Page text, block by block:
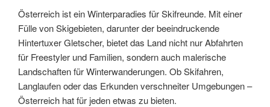
Österreich ist ein Winterparadies für Skifreunde. Mit einer
Fülle von Skigebieten, darunter der beeindruckende
Hintertuxer Gletscher, bietet das Land nicht nur Abfahrten
für Freestyler und Familien, sondern auch malerische
Landschaften für Winterwanderungen. Ob Skifahren,
Langlaufen oder das Erkunden verschneiter Umgebungen –
Österreich hat für jeden etwas zu bieten.